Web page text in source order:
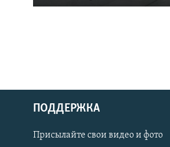
Українською
ПОДДЕРЖКА
Присылайте свои видео и фото